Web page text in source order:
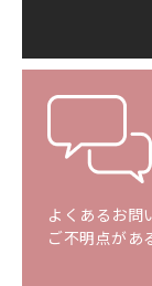
よくあるお問
ご不明点があ